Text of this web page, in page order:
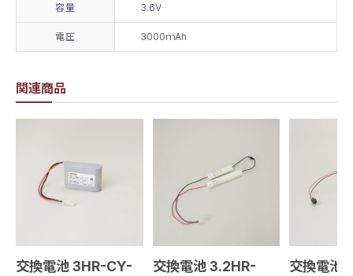
関連商品
交換電池 3HR-CY- 交換電池 3.2HR- 交換電池
容量 3.6V
電圧 3000ｍAh